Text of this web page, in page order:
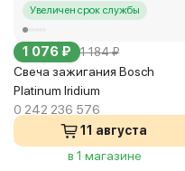
Увеличен срок службы
1 076 ₽ 1 184 ₽
Свеча зажигания Bosch
Platinum Iridium
0 242 236 576
11 августа
в 1 магазине